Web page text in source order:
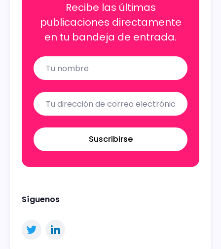
Recibe las últimas
publicaciones directamente
en tu bandeja de entrada.
Name
Email
Suscribirse
Síguenos